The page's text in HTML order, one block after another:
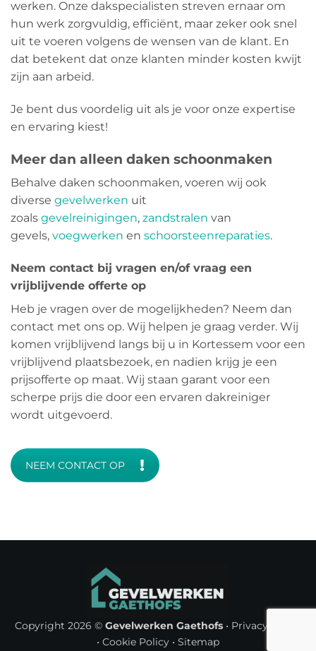
werken. Onze dakspecialisten streven ernaar om
hun werk zorgvuldig, efficiënt, maar zeker ook snel
uit te voeren volgens de wensen van de klant. En
dat betekent dat onze klanten minder kosten kwijt
zijn aan arbeid.
Je bent dus voordelig uit als je voor onze expertise
en ervaring kiest!
Meer dan alleen daken schoonmaken
Behalve daken schoonmaken, voeren wij ook
diverse gevelwerken uit
zoals gevelreinigingen, zandstralen van
gevels, voegwerken en schoorsteenreparaties.
Neem contact bij vragen en/of vraag een
vrijblijvende offerte op
Heb je vragen over de mogelijkheden? Neem dan
contact met ons op. Wij helpen je graag verder. Wij
komen vrijblijvend langs bij u in Kortessem voor een
vrijblijvend plaatsbezoek, en nadien krijg je een
prijsofferte op maat. Wij staan garant voor een
scherpe prijs die door een ervaren dakreiniger
wordt uitgevoerd.
NEEM CONTACT OP
Copyright 2026 © Gevelwerken Gaethofs • Privacy Policy
• Cookie Policy • Sitemap